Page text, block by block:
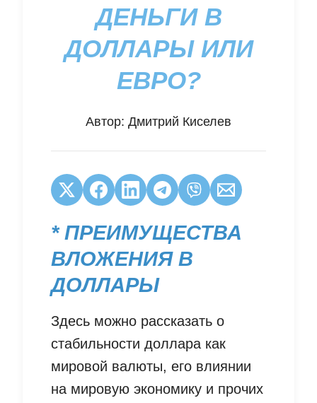
ДЕНЬГИ В
ДОЛЛАРЫ ИЛИ
ЕВРО?
Автор: Дмитрий Киселев
* ПРЕИМУЩЕСТВА
ВЛОЖЕНИЯ В
ДОЛЛАРЫ
Здесь можно рассказать о
стабильности доллара как
мировой валюты, его влиянии
на мировую экономику и прочих